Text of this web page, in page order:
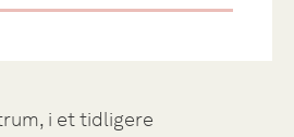
i et tidligere